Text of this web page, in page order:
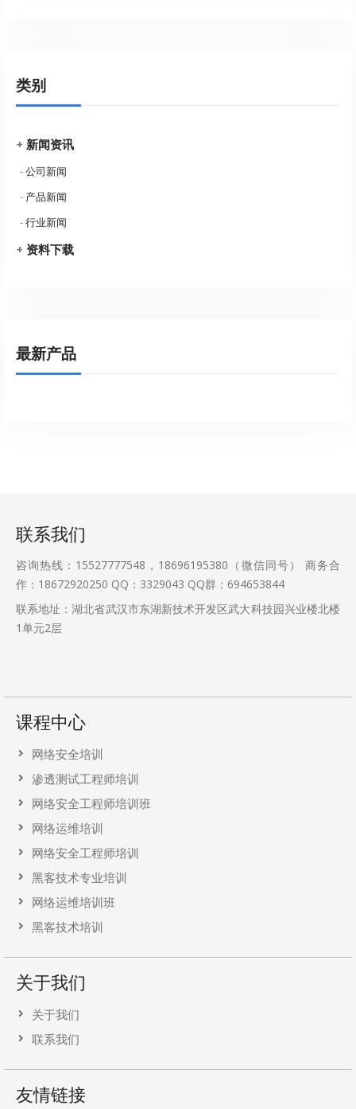
类别
+ 新闻资讯
-公司新闻
- 产品新闻
-行业新闻
+ 资料下载
最新产品
联系我们
咨询热线：15527777548，18696195380（微信同号） 商务合
作：18672920250 QQ：3329043 QQ群：694653844
联系地址：湖北省武汉市东湖新技术开发区武大科技园兴业楼北楼
1单元2层
课程中心
网络安全培训
渗透测试工程师培训
网络安全工程师培训班
网络运维培训
网络安全工程师培训
黑客技术专业培训
网络运维培训班
黑客技术培训
关于我们
关于我们
联系我们
友情链接